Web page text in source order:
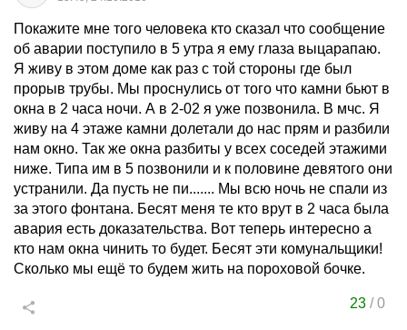
Покажите мне того человека кто сказал что сообщение
об аварии поступило в 5 утра я ему глаза выцарапаю.
Я живу в этом доме как раз с той стороны где был
прорыв трубы. Мы проснулись от того что камни бьют в
окна в 2 часа ночи. А в 2-02 я уже позвонила. В мчс. Я
живу на 4 этаже камни долетали до нас прям и разбили
нам окно. Так же окна разбиты у всех соседей этажими
ниже. Типа им в 5 позвонили и к половине девятого они
устранили. Да пусть не пи....... Мы всю ночь не спали из
за этого фонтана. Бесят меня те кто врут в 2 часа была
авария есть доказательства. Вот теперь интересно а
кто нам окна чинить то будет. Бесят эти комунальщики!
Сколько мы ещё то будем жить на пороховой бочке.
23 /0